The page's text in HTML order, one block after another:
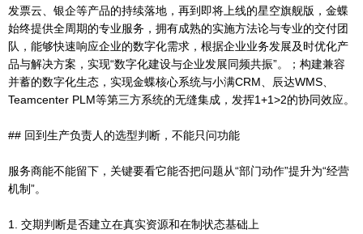
发票云、银企等产品的持续落地，再到即将上线的星空旗舰版，金蝶
始终提供全周期的专业服务，拥有成熟的实施方法论与专业的交付团
队，能够快速响应企业的数字化需求，根据企业业务发展及时优化产
品与解决方案，实现“数字化建设与企业发展同频共振”。；构建兼容
并蓄的数字化生态，实现金蝶核心系统与小满CRM、辰达WMS、
Teamcenter PLM等第三方系统的无缝集成，发挥1+1>2的协同效应。
## 回到生产负责人的选型判断，不能只问功能
服务商能不能留下，关键要看它能否把问题从“部门动作”提升为“经营
机制”。
1. 交期判断是否建立在真实资源和在制状态基础上